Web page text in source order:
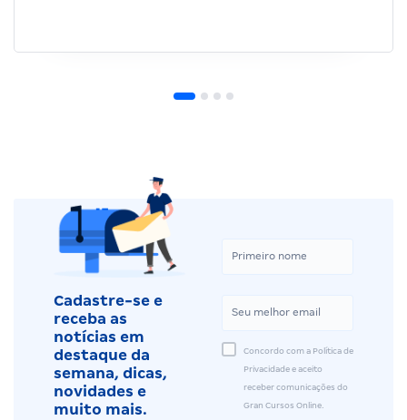
Cadastre-se e
receba as
notícias em
destaque da
semana, dicas,
novidades e
muito mais.
Concordo com a Política de
Privacidade e aceito
receber comunicações do
Gran Cursos Online.